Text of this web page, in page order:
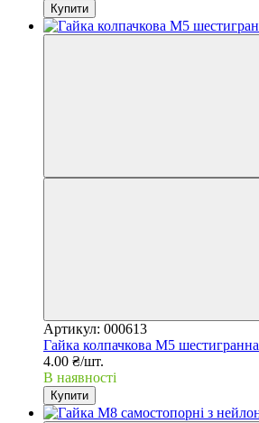
Купити
Артикул: 000613
Гайка колпачкова М5 шестигранна
4.00 ₴/шт.
В наявності
Купити